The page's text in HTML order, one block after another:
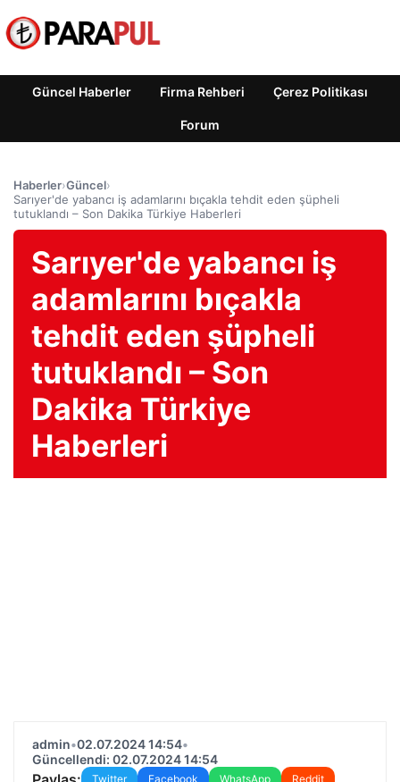
Güncel Haberler Firma Rehberi Çerez Politikası
Forum
Haberler›Güncel›
Sarıyer'de yabancı iş adamlarını bıçakla tehdit eden şüpheli
tutuklandı – Son Dakika Türkiye Haberleri
Sarıyer'de yabancı iş
adamlarını bıçakla
tehdit eden şüpheli
tutuklandı – Son
Dakika Türkiye
Haberleri
admin•02.07.2024 14:54•
Güncellendi: 02.07.2024 14:54
Twitter Facebook WhatsApp
Reddit